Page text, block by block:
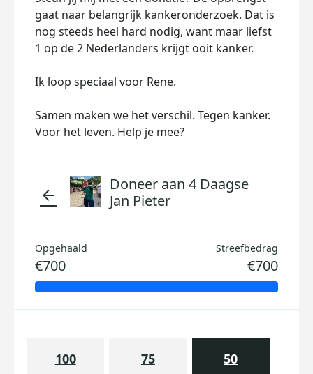
gaat naar belangrijk kankeronderzoek. Dat is
nog steeds heel hard nodig, want maar liefst
1 op de 2 Nederlanders krijgt ooit kanker.
Ik loop speciaal voor Rene.
Samen maken we het verschil. Tegen kanker.
Voor het leven. Help je mee?
arrow_back
Doneer aan 4 Daagse
Jan Pieter
Opgehaald
€700
Streefbedrag
€700
100 75 50